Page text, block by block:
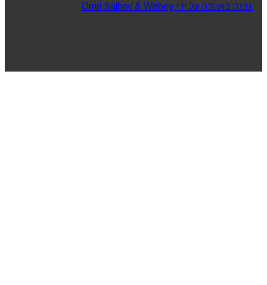
נבנה באהבה על ידי Omri Salhov & Webey